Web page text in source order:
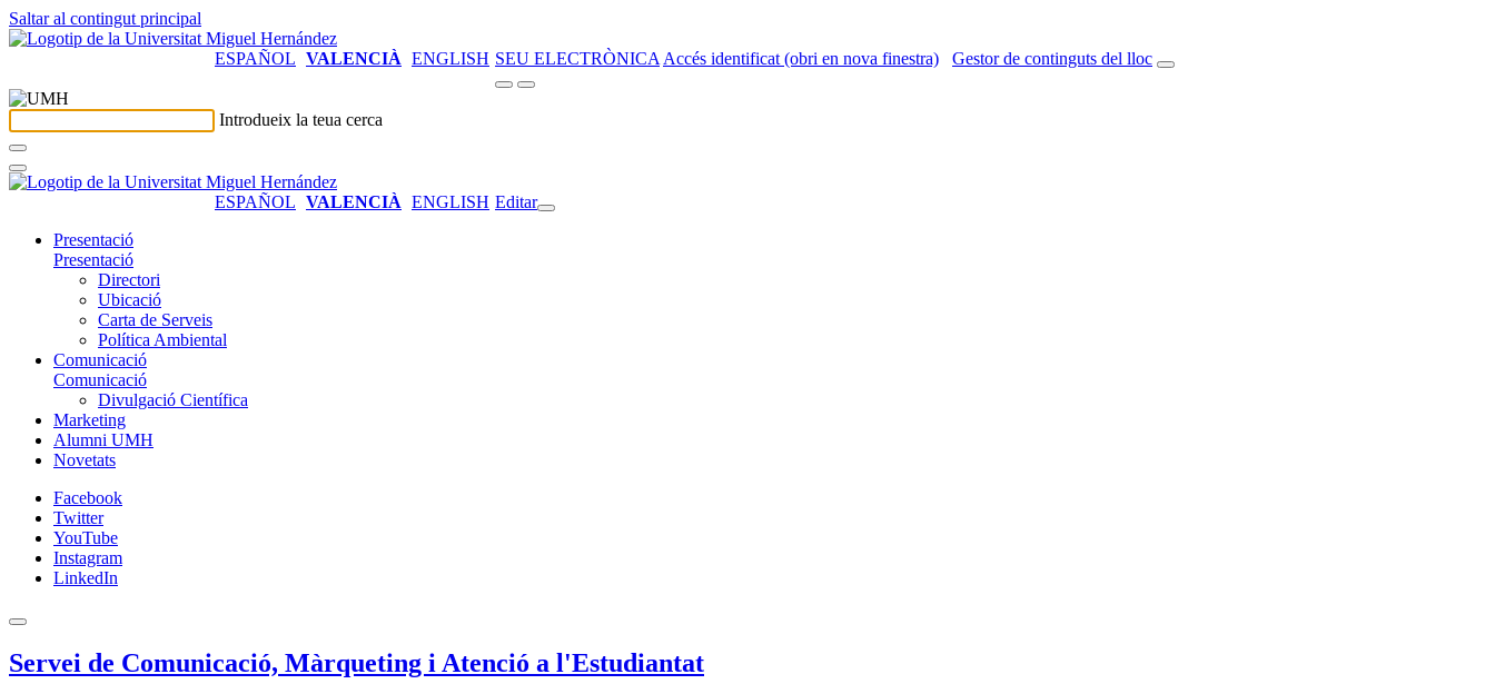
Saltar al contingut principal
ESPAÑOL VALENCIÀ ENGLISH SEU ELECTRÒNICA Accés identificat (obri en nova finestra) Gestor de continguts del lloc
Introdueix la teua cerca
ESPAÑOL VALENCIÀ ENGLISH Editar
Presentació
Presentació
Directori
Ubicació
Carta de Serveis
Política Ambiental
Comunicació
Comunicació
Divulgació Científica
Marketing
Alumni UMH
Novetats
Facebook
Twitter
YouTube
Instagram
LinkedIn
Servei de Comunicació, Màrqueting i Atenció a l'Estudiantat